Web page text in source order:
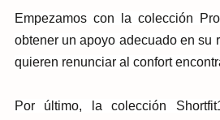
Empezamos con la colección
obtener un apoyo adecuado en su
quieren renunciar al confort
Por último, la colección Shortfit